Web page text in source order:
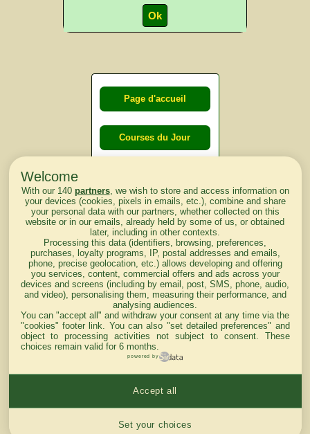
Page d'accueil
Courses du Jour
lendemain
Courses
d'aujourd'hui
Haut de Page
Mentions légales du site
Welcome
With our 140 partners, we wish to store and access information on
your devices (cookies, pixels in emails, etc.), combine and share
your personal data with our partners, whether collected on this
website or in our emails, already held by some of us, or obtained
later, including in other contexts.
Processing this data (identifiers, browsing, preferences,
purchases, loyalty programs, IP, postal addresses and emails,
phone, precise geolocation, etc.) allows developing and offering
you services, content, commercial offers and ads across your
devices and screens (including by email, post, SMS, phone, audio,
and video), personalising them, measuring their performance, and
analysing audiences.
You can "accept all" and withdraw your consent at any time via the
"cookies" footer link . You can also "set detailed preferences" and
object to processing activities not subject to consent. These
choices remain valid for 6 months.
powered by
Set your choices
Accept all